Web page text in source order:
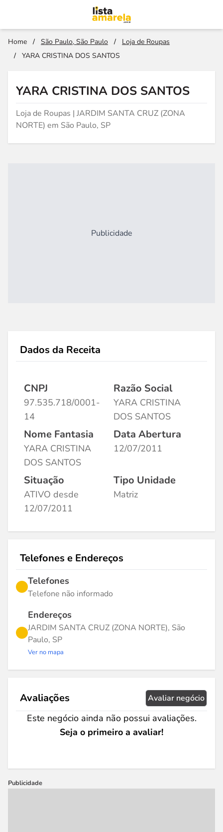
Home / São Paulo, São Paulo /
Loja de Roupas
/
YARA CRISTINA DOS SANTOS
YARA CRISTINA DOS SANTOS
Loja de Roupas | JARDIM SANTA CRUZ (ZONA
NORTE) em São Paulo, SP
Publicidade
Dados da Receita
CNPJ
97.535.718/0001-
14
Razão Social
YARA CRISTINA
DOS SANTOS
Nome Fantasia
YARA CRISTINA
DOS SANTOS
Data Abertura
12/07/2011
Situação
ATIVO desde
12/07/2011
Tipo Unidade
Matriz
Telefones e Endereços
Telefones
Telefone não informado
Endereços
JARDIM SANTA CRUZ (ZONA NORTE), São
Paulo, SP
Ver no mapa
Avaliações Avaliar negócio
Este negócio ainda não possui avaliações.
Seja o primeiro a avaliar!
Publicidade